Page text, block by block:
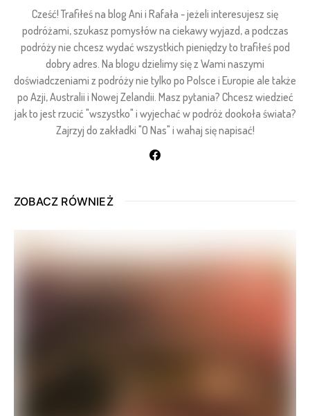
Cześć! Trafiłeś na blog Ani i Rafała - jeżeli interesujesz się
podróżami, szukasz pomysłów na ciekawy wyjazd, a podczas
podróży nie chcesz wydać wszystkich pieniędzy to trafiłeś pod
dobry adres. Na blogu dzielimy się z Wami naszymi
doświadczeniami z podróży nie tylko po Polsce i Europie ale także
po Azji, Australii i Nowej Zelandii. Masz pytania? Chcesz wiedzieć
jak to jest rzucić "wszystko" i wyjechać w podróż dookoła świata?
Zajrzyj do zakładki "O Nas" i wahaj się napisać!
ZOBACZ RÓWNIEŻ